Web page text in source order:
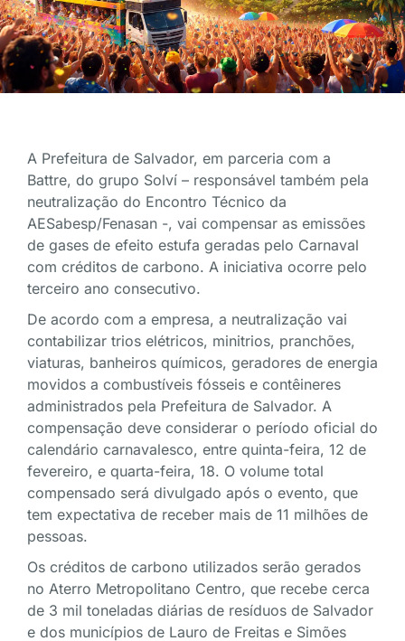
A Prefeitura de Salvador, em parceria com a
Battre, do grupo Solví – responsável também pela
neutralização do Encontro Técnico da
AESabesp/Fenasan -, vai compensar as emissões
de gases de efeito estufa geradas pelo Carnaval
com créditos de carbono. A iniciativa ocorre pelo
terceiro ano consecutivo.
De acordo com a empresa, a neutralização vai
contabilizar trios elétricos, minitrios, pranchões,
viaturas, banheiros químicos, geradores de energia
movidos a combustíveis fósseis e contêineres
administrados pela Prefeitura de Salvador. A
compensação deve considerar o período oficial do
calendário carnavalesco, entre quinta-feira, 12 de
fevereiro, e quarta-feira, 18. O volume total
compensado será divulgado após o evento, que
tem expectativa de receber mais de 11 milhões de
pessoas.
Os créditos de carbono utilizados serão gerados
no Aterro Metropolitano Centro, que recebe cerca
de 3 mil toneladas diárias de resíduos de Salvador
e dos municípios de Lauro de Freitas e Simões